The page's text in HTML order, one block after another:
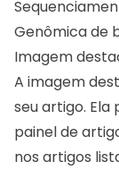
Genômica de
Imagem
A imagem
seu artigo.
painel de
nos artigos